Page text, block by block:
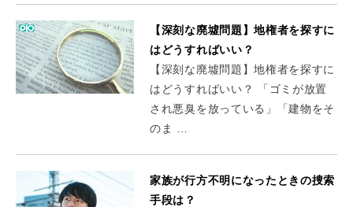
【深刻な廃墟問題】地権者を探すに
はどうすればいい？
【深刻な廃墟問題】地権者を探すに
はどうすればいい？ 「ゴミが放置
され悪臭を放っている」「建物をそ
のま …
家族が行方不明になったときの捜索
手段は？